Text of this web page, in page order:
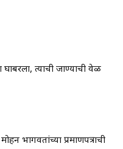
सिमेंट रस्त्याला मोठ्या
यांच्या भव्य स्मारकाची
राकेश टिकैतांचे
त्याची जाण्याची वेळ
भागवतांच्या प्रमाणपत्राची